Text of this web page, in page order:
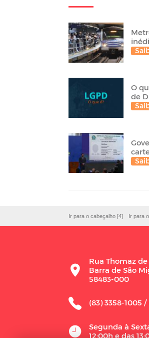
O
de
Ir para o cabeçalho [4] Ir para
Rua Thomaz
Barra de São
58483-000
(83) 3358-1005 /
Segunda à
12:00h e das